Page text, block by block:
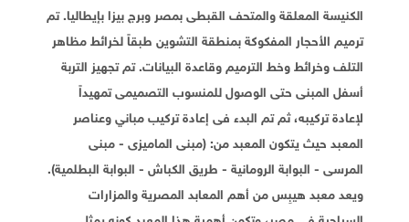
الكنيسة المعلقة والمتحف القبطى بمصر وبرج بيزا بإيطاليا. تم
ترميم الأحجار المفكوكة بمنطقة التشوين طبقاً لخرائط مظاهر
التلف وخرائط وخط الترميم وقاعدة البيانات. تم تجهيز التربة
أسفل المبنى حتى الوصول للمنسوب التصميمى تمهيداً
لإعادة تركيبه، ثم تم البدء فى إعادة تركيب مباني وعناصر
المعبد حيث يتكون المعبد من: (مبنى الماميزى - مبنى
المرسى - البوابة الرومانية - طريق الكباش - البوابة البطلمية).
ويعد معبد هيبِس من أهم المعابد المصرية والمزارات